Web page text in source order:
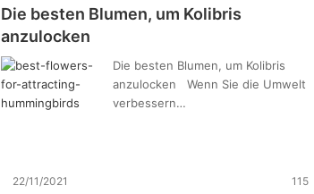
Die besten Blumen, um Kolibris
anzulocken
Die besten Blumen, um Kolibris
anzulocken Wenn Sie die Umwelt
verbessern…
22/11/2021 115